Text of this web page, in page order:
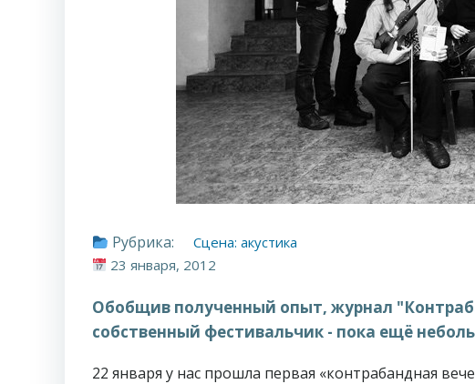
Рубрика:
Сцена: акустика
23 января, 2012
Обобщив полученный опыт, журнал
собственный фестивальчик - пока ещё
22 января у нас прошла первая «контрабандная